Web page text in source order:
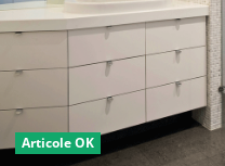
Articole OK